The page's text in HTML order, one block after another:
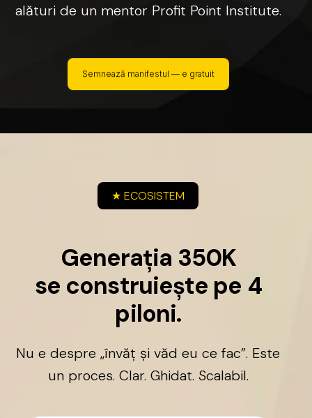
alături de un mentor Profit Point Institute.
Semnează manifestul — e gratuit
★ ECOSISTEM
Generația 350K
se construiește pe 4
piloni.
Nu e despre „învăț și văd eu ce fac”. Este
un proces. Clar. Ghidat. Scalabil.